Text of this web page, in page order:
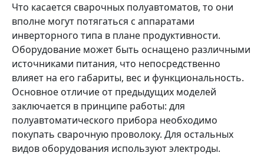
Что касается сварочных полуавтоматов, то они
вполне могут потягаться с аппаратами
инверторного типа в плане продуктивности.
Оборудование может быть оснащено различными
источниками питания, что непосредственно
влияет на его габариты, вес и функциональность.
Основное отличие от предыдущих моделей
заключается в принципе работы: для
полуавтоматического прибора необходимо
покупать сварочную проволоку. Для остальных
видов оборудования используют электроды.